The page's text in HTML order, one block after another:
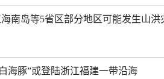
南岛等5省区部分地区可能发生山洪
海豚”或登陆浙江福建一带沿海